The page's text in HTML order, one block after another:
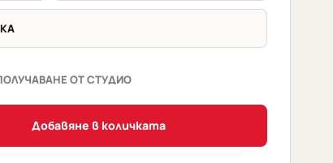
ОТ СТУДИО
Добавяне в количката